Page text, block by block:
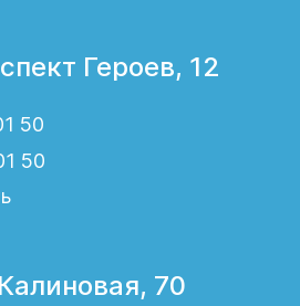
Героев, 12
50
50
70